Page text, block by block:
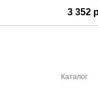
3 352
Каталог